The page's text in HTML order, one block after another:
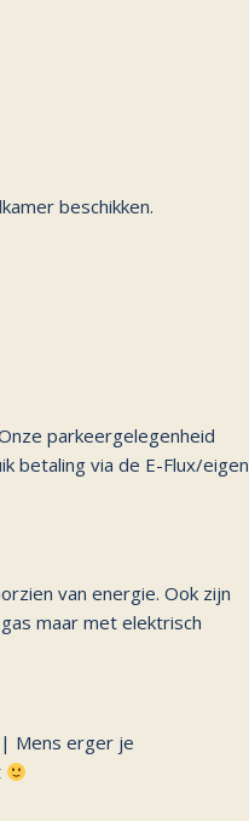
beschikken.
parkeergelegenheid
betaling via de E-Flux/eigen
van energie. Ook zijn
maar met elektrisch
Mens erger je